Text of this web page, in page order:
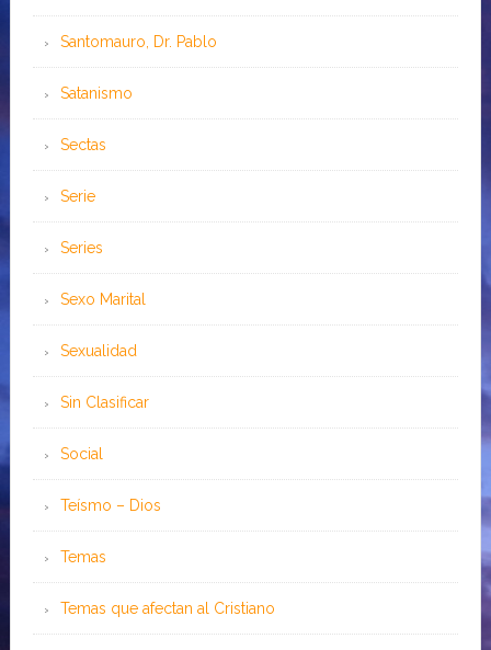
Santomauro, Dr. Pablo
Satanismo
Sectas
Serie
Series
Sexo Marital
Sexualidad
Sin Clasificar
Social
Teísmo – Dios
Temas
Temas que afectan al Cristiano